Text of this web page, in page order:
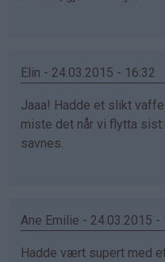
Elin - 24.03.2015 - 16:32
Jaaa! Hadde et slikt
miste det når vi flytta
savnes.
Ane Emilie - 24.03.2015 -
Hadde vært supert med